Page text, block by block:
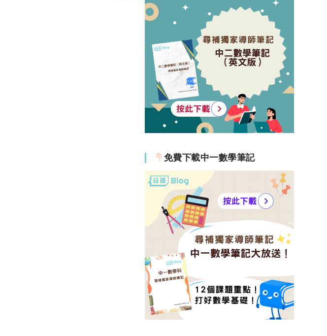
免費下載中一數學筆記